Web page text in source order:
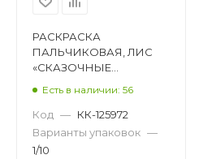
РАСКРАСКА
ПАЛЬЧИКОВАЯ, ЛИС
«СКАЗОЧНЫЕ
ПБРС-012
Есть в наличии: 56
Код — КК-125972
Варианты упаковок —
1/10